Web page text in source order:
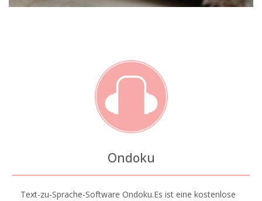
Ondoku
Text-zu-Sprache-Software Ondoku.Es ist eine kostenlose